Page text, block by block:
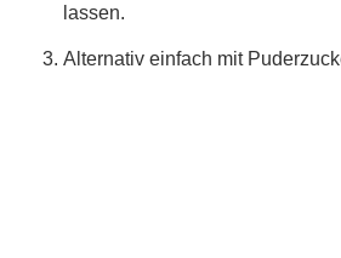
lassen.
Alternativ einfach mit